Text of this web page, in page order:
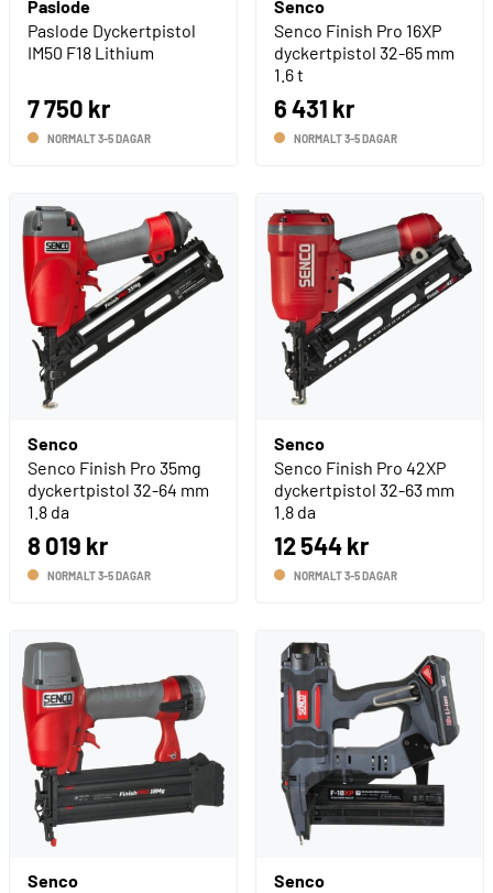
Paslode
Paslode Dyckertpistol
IM50 F18 Lithium
7 750 kr
NORMALT 3-5 DAGAR
Senco
Senco Finish Pro 16XP
dyckertpistol 32-65 mm
1.6 t
6 431 kr
NORMALT 3-5 DAGAR
Senco
Senco Finish Pro 35mg
dyckertpistol 32-64 mm
1.8 da
8 019 kr
NORMALT 3-5 DAGAR
Senco
Senco Finish Pro 42XP
dyckertpistol 32-63 mm
1.8 da
12 544 kr
NORMALT 3-5 DAGAR
Senco
Senco